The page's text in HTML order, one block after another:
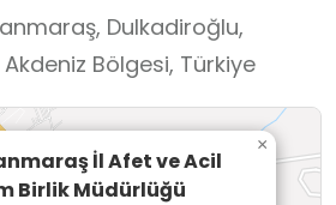
Dulkadiroğlu,
Bölgesi, Türkiye
İl Afet ve Acil
Birlik Müdürlüğü
×